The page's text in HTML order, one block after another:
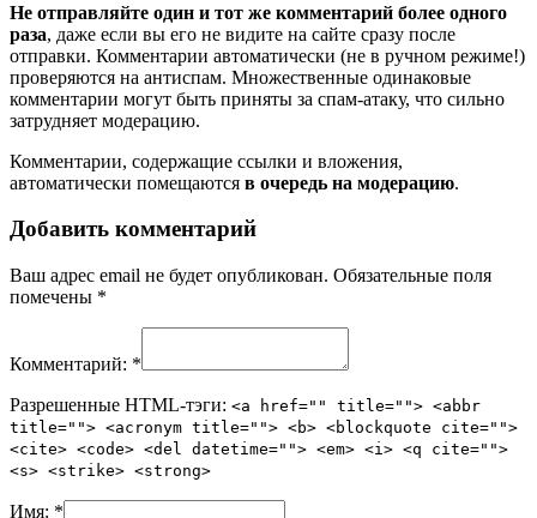
Не отправляйте один и тот же комментарий более одного
раза, даже если вы его не видите на сайте сразу после
отправки. Комментарии автоматически (не в ручном режиме!)
проверяются на антиспам. Множественные одинаковые
комментарии могут быть приняты за спам-атаку, что сильно
затрудняет модерацию.
Комментарии, содержащие ссылки и вложения,
автоматически помещаются в очередь на модерацию.
Добавить комментарий
Ваш адрес email не будет опубликован. Обязательные поля
помечены *
Комментарий: *
Разрешенные HTML-тэги: <a href="" title=""> <abbr
title=""> <acronym title=""> <b> <blockquote cite="">
<cite> <code> <del datetime=""> <em> <i> <q cite="">
<s> <strike> <strong>
Имя: *